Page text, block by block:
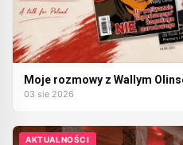
Moje rozmowy z Wallym
03 sie 2026
AKTUALNOŚCI